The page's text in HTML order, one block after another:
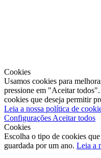
Cookies
Usamos cookies para
pressione em "Aceitar
cookies que deseja permitir
Leia a nossa política de
Configurações Aceitar todos
Cookies
Escolha o tipo de cookies
guardada por um ano. Leia a